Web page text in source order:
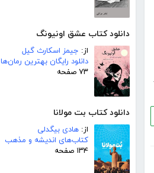
دانلود کتاب عشق اونیونگ
از: جیمز اسکارث گیل
دانلود رایگان بهترین رمان‌ها
۷۳ صفحه
دانلود کتاب بت مولانا
از: هادی بیگدلی
کتاب‌های اندیشه و مذهب
۱۳۴ صفحه